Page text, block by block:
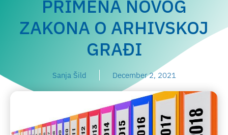
PRIMENA NOVOG
ZAKONA O ARHIVSKOJ
GRAĐI
Sanja Šild December 2, 2021